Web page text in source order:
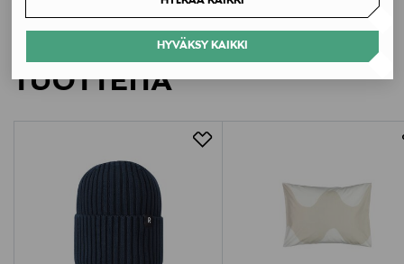
HYVÄKSY KAIKKI
Avainsanat
Tommy Hilfiger, potkupuku, vauvanvaate, haalari,
raidallinen, vauva, vauvan asu
LISÄÄ KIINNOSTAVIA
TUOTTEITA